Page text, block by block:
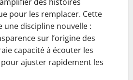
pour les remplacer. Cette
une discipline nouvelle :
sur l’origine des
capacité à écouter les
ajuster rapidement les